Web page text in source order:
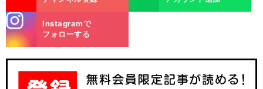
m
Instagramで
フォローする